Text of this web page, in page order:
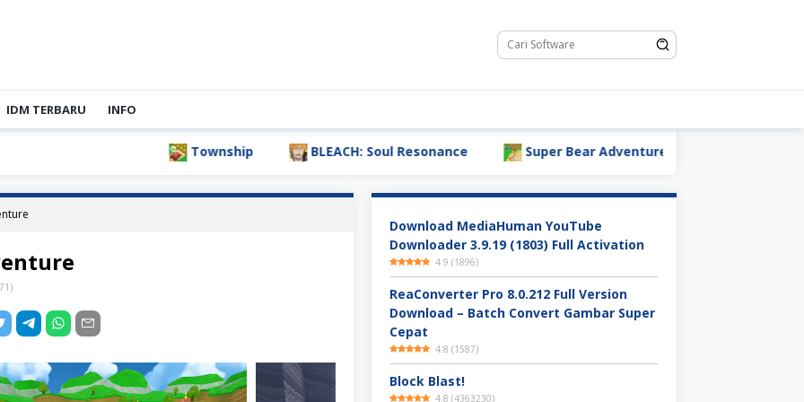
IDM TERBARU INFO
Township BLEACH: Soul Resonance Super Bear Adventure
)
Download MediaHuman YouTube
Downloader 3.9.19 (1803) Full Activation
4.9 (1896)
ReaConverter Pro 8.0.212 Full Version
Download – Batch Convert Gambar Super
Cepat
4.8 (1587)
Block Blast!
4.8 (4363230)